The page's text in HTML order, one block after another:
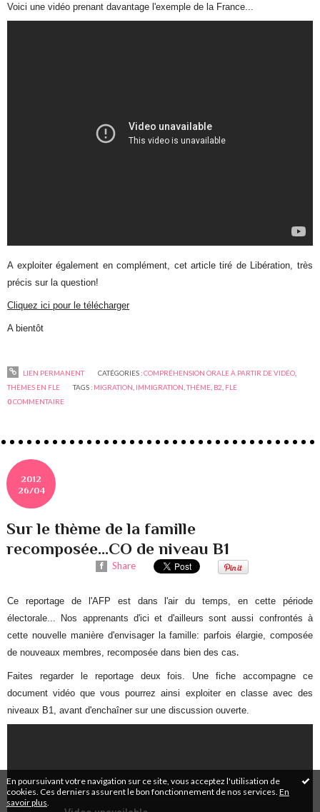
En poursuivant votre navigation sur ce site, vous acceptez l'utilisation de
cookies. Ces derniers assurent le bon fonctionnement de nos services. En
savoir plus
Voici une vidéo prenant davantage l'exemple de la France...
A exploiter également en complément, cet article tiré de Libération, très
précis sur la question!
Cliquez ici pour le télécharger
A bientôt
LIEN PERMANENT CATÉGORIES :COMPRÉHENSION ORALE À PARTIR DE VIDÉO,
THÈMES EN FLE
TAGS : MIGRATION IMMIGRATION ,THÈME B2 FLE
0COMMENTAIRE
2012
26/04
Sur le thème de la famille
recomposée...CO de niveau B1
Share
Ce reportage de l'AFP est dans l'air du temps, en cette période
électorale... Nos apprenants d'ici et d'ailleurs sont aussi confrontés à
cette nouvelle manière d'envisager la famille: parfois élargie, composée
de nouveaux membres, recomposée dans bien des cas.
Faites regarder le reportage deux fois. Une fiche accompagne ce
document vidéo que vous pourrez ainsi exploiter en classe avec des
niveaux B1, avant d'enchaîner sur une discussion ouverte.